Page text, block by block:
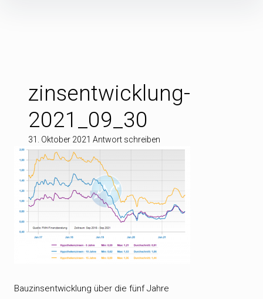
zinsentwicklung-
2021_09_30
31. Oktober 2021 Antwort schreiben
Bauzinsentwicklung über die fünf Jahre